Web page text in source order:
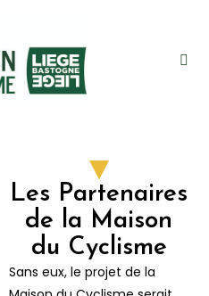
Les Partenaires
de la Maison
du Cyclisme
Sans eux, le projet de la